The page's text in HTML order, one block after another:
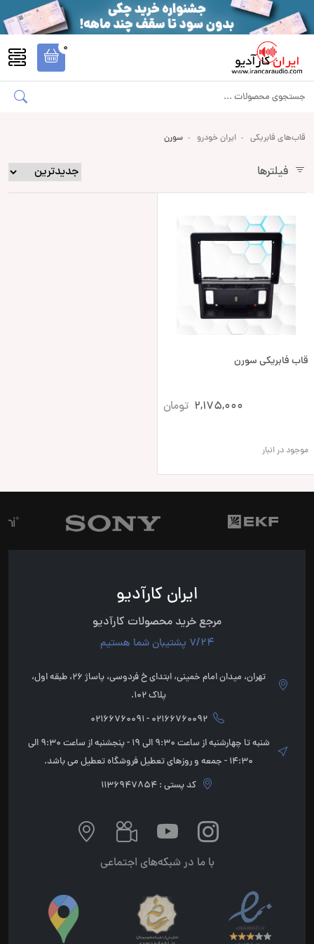
0
قاب‌های فابریکی ایران خودرو سورن
فیلترها
قاب فابریکی سورن
2,175,000 تومان
موجود در انبار
ایران کارآدیو
مرجع خرید محصولات کارآدیو
7/24 پشتیبان شما هستیم
تهران، میدان امام خمینی، ابتدای خ فردوسی، پاساژ 26، طبقه اول،
پلاک 102.
02166760092 - 02166760091
شنبه تا چهارشنبه از ساعت 9:30 الی 19 - پنجشنبه از ساعت 9:30 الی
14:30 - جمعه و روزهای تعطیل فروشگاه تعطیل می باشد.
کد پستی : 1136947854
با ما در شبکه‌های اجتماعی